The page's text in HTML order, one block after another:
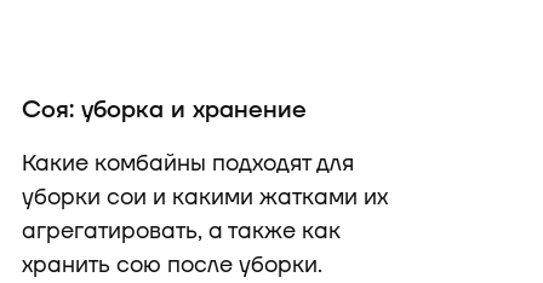
Соя: уборка и хранение
Какие комбайны подходят для
уборки сои и какими жатками их
агрегатировать, а также как
хранить сою после уборки.